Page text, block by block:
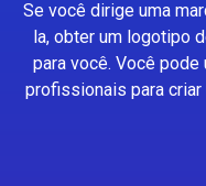
Se você dirige uma
la, obter um logotipo
para você. Você
profissionais para